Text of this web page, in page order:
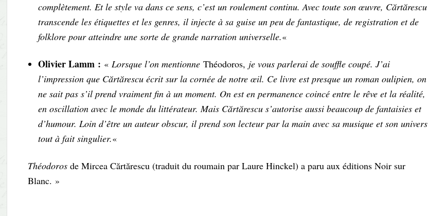
complètement. Et le style va dans ce sens, c’est un roulement continu. Avec toute son œuvre, Cărtărescu
transcende les étiquettes et les genres, il injecte à sa guise un peu de fantastique, de registration et de
folklore pour atteindre une sorte de grande narration universelle.«
Olivier Lamm : «Lorsque l’on mentionne Théodoros, je vous parlerai de souffle coupé. J’ai
l’impression que Cărtărescu écrit sur la cornée de notre œil. Ce livre est presque un roman oulipien, on
ne sait pas s’il prend vraiment fin à un moment. On est en permanence coincé entre le rêve et la réalité,
en oscillation avec le monde du littérateur. Mais Cărtărescu s’autorise aussi beaucoup de fantaisies et
d’humour. Loin d’être un auteur obscur, il prend son lecteur par la main avec sa musique et son univers
tout à fait singulier.«
Théodoros de Mircea Cărtărescu (traduit du roumain par Laure Hinckel) a paru aux éditions Noir sur
Blanc. »